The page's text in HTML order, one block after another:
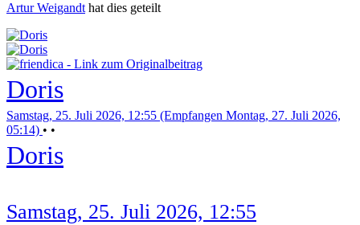
Artur Weigandt hat dies geteilt
Doris
Samstag, 25. Juli 2026, 12:55 (Empfangen Montag, 27. Juli 2026,
05:14) • •
Doris
Samstag, 25. Juli 2026, 12:55